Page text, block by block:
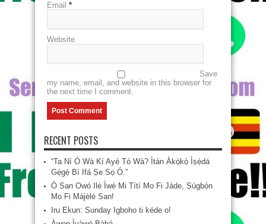
Email *
Website
Save
my name, email, and website in this browser for
the next time I comment.
RECENT POSTS
“Ta Ní Ó Wà Kí Ayé Tó Wà? Ìtàn Àkọ́kọ́ Ìṣẹ̀dá
Gẹ́gẹ́ Bí Ifá Ṣe Sọ Ó.”
Ó San Owó Ilé Ìwé Mi Títí Mo Fi Jáde, Ṣùgbọ́n
Mo Fi Májèlé San!
Iru Ekun: Sunday Igboho ti kéde o!